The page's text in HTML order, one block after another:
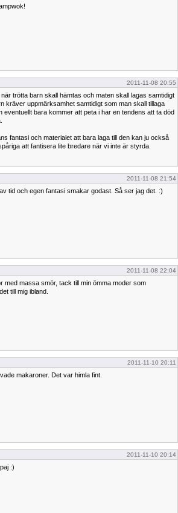
2011-11-08 20:55
när trötta barn skall hämtas och maten skall lagas samtidigt
kräver uppmärksamhet samtidigt som man skall tillaga
eventuellt bara kommer att peta i har en tendens att ta död
fantasi och materialet att bara laga till den kan ju också
att fantisera lite bredare när vi inte är styrda.
2011-11-08 21:54
tid och egen fantasi smakar godast. Så ser jag det. :)
2011-11-08 22:04
med massa smör, tack till min ömma moder som
till mig ibland.
2011-11-10 20:11
makaroner. Det var himla fint.
2011-11-10 20:14
:)